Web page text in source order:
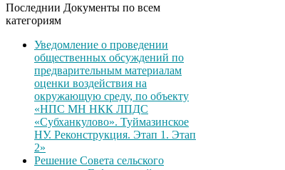
Последнии Документы по всем
категориям
Уведомление о проведении
общественных обсуждений по
предварительным материалам
оценки воздействия на
окружающую среду, по объекту
«НПС МН НКК ЛПДС
«Субханкулово». Туймазинское
НУ. Реконструкция. Этап 1. Этап
2»
Решение Совета сельского